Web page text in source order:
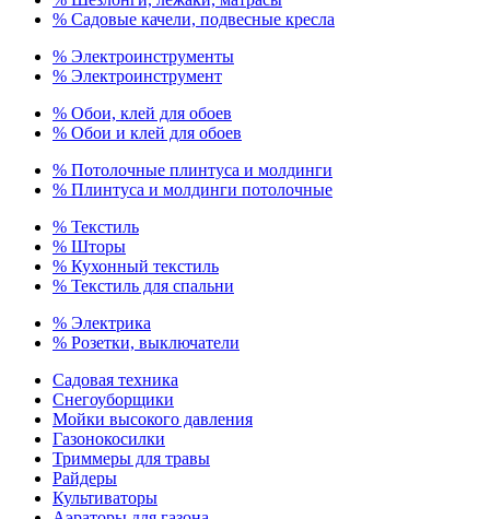
% Садовые качели, подвесные кресла
% Электроинструменты
% Электроинструмент
% Обои, клей для обоев
% Обои и клей для обоев
% Потолочные плинтуса и молдинги
% Плинтуса и молдинги потолочные
% Текстиль
% Шторы
% Кухонный текстиль
% Текстиль для спальни
% Электрика
% Розетки, выключатели
Садовая техника
Снегоуборщики
Мойки высокого давления
Газонокосилки
Триммеры для травы
Райдеры
Культиваторы